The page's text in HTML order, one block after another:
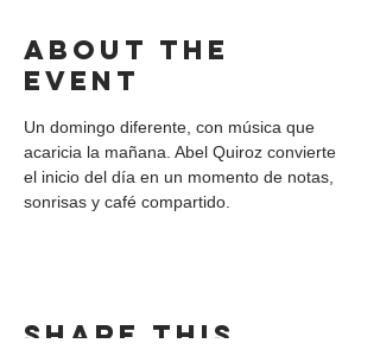
About the
event
Un domingo diferente, con música que
acaricia la mañana. Abel Quiroz convierte
el inicio del día en un momento de notas,
sonrisas y café compartido.
Share this